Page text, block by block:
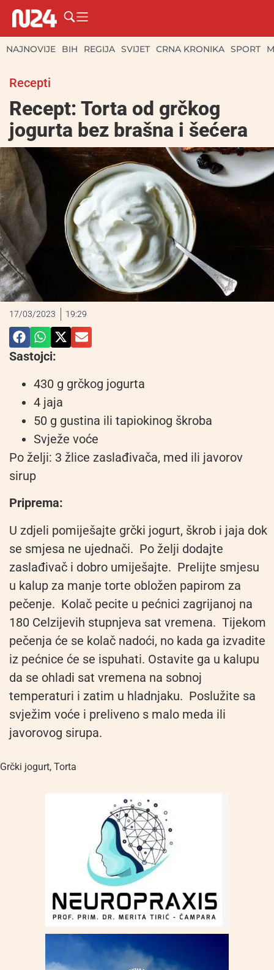
NAJNOVIJE BIH REGIJA SVIJET CRNA KRONIKA SPORT
Recepti
Recept: Torta od grčkog
jogurta bez brašna i šećera
17/03/2023 19:29
Sastojci:
430 g grčkog jogurta
4 jaja
50 g gustina ili tapiokinog škroba
Svježe voće
Po želji: 3 žlice zaslađivača, med ili javorov
sirup
Priprema:
U zdjeli pomiješajte grčki jogurt, škrob i jaja dok
se smjesa ne ujednači. Po želji dodajte
zaslađivač i dobro umiješajte. Prelijte smjesu
u kalup za manje torte obložen papirom za
pečenje. Kolač pecite u pećnici zagrijanoj na
180 Celzijevih stupnjeva sat vremena. Tijekom
pečenja će se kolač nadoći, no kada ga izvadite
iz pećnice će se ispuhati. Ostavite ga u kalupu
da se ohladi sat vremena na sobnoj
temperaturi i zatim u hladnjaku. Poslužite sa
svježim voće i preliveno s malo meda ili
javorovog sirupa.
Grčki jogurt, Torta